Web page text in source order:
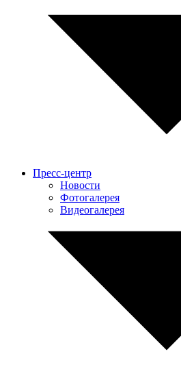
Пресс-центр
Новости
Фотогалерея
Видеогалерея